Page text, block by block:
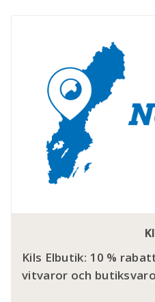
Kils Elbutik: 10 %
vitvaror och